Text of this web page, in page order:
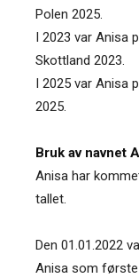
Polen 2025.
I 2023 var Anisa
Skottland 2023.
I 2025 var Anisa
2025.
Bruk av navnet
Anisa har
tallet.
Den 01.01.2022
Anisa som første